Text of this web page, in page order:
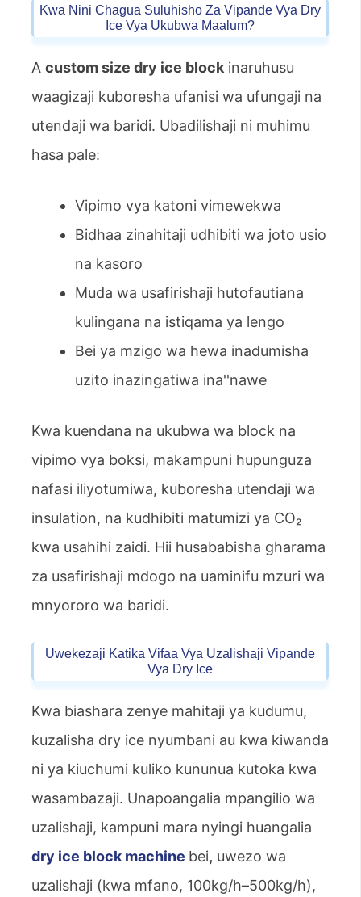
Kwa Nini Chagua Suluhisho Za Vipande Vya Dry
Ice Vya Ukubwa Maalum?
A custom size dry ice block inaruhusu
waagizaji kuboresha ufanisi wa ufungaji na
utendaji wa baridi. Ubadilishaji ni muhimu
hasa pale:
Vipimo vya katoni vimewekwa
Bidhaa zinahitaji udhibiti wa joto usio
na kasoro
Muda wa usafirishaji hutofautiana
kulingana na istiqama ya lengo
Bei ya mzigo wa hewa inadumisha
uzito inazingatiwa ina''nawe
Kwa kuendana na ukubwa wa block na
vipimo vya boksi, makampuni hupunguza
nafasi iliyotumiwa, kuboresha utendaji wa
insulation, na kudhibiti matumizi ya CO₂
kwa usahihi zaidi. Hii husababisha gharama
za usafirishaji mdogo na uaminifu mzuri wa
mnyororo wa baridi.
Uwekezaji Katika Vifaa Vya Uzalishaji Vipande
Vya Dry Ice
Kwa biashara zenye mahitaji ya kudumu,
kuzalisha dry ice nyumbani au kwa kiwanda
ni ya kiuchumi kuliko kununua kutoka kwa
wasambazaji. Unapoangalia mpangilio wa
uzalishaji, kampuni mara nyingi huangalia
dry ice block machine bei, uwezo wa
uzalishaji (kwa mfano, 100kg/h–500kg/h),